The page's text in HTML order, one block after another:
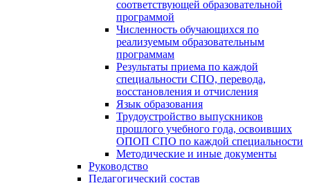
соответствующей образовательной
программой
Численность обучающихся по
реализуемым образовательным
программам
Результаты приема по каждой
специальности СПО, перевода,
восстановления и отчисления
Язык образования
Трудоустройство выпускников
прошлого учебного года, освоивших
ОПОП СПО по каждой специальности
Методические и иные документы
Руководство
Педагогический состав